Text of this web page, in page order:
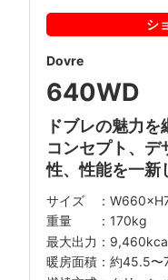
シ
Dovre
640WD
ドブレの魅力
コンセプト、デ
性、性能を一新
170kg
約45.5〜